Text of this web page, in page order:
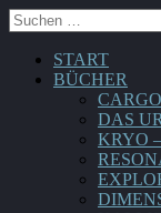
START
BÜCHER
DAS
KRYO